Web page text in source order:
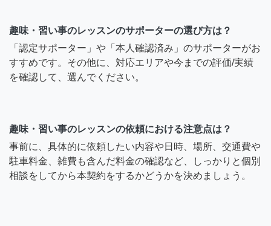
趣味・習い事のレッスンのサポーターの選び方は？
「認定サポーター」や「本人確認済み」のサポーターがお
すすめです。その他に、対応エリアや今までの評価/実績
を確認して、選んでください。
趣味・習い事のレッスンの依頼における注意点は？
事前に、具体的に依頼したい内容や日時、場所、交通費や
駐車料金、雑費も含んだ料金の確認など、しっかりと個別
相談をしてから本契約をするかどうかを決めましょう。